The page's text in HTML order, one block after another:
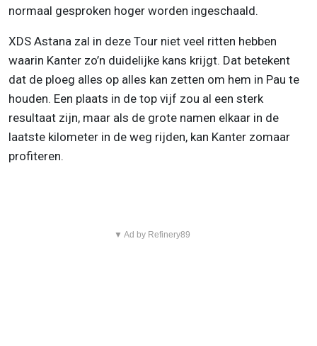
normaal gesproken hoger worden ingeschaald.
XDS Astana zal in deze Tour niet veel ritten hebben
waarin Kanter zo’n duidelijke kans krijgt. Dat betekent
dat de ploeg alles op alles kan zetten om hem in Pau te
houden. Een plaats in de top vijf zou al een sterk
resultaat zijn, maar als de grote namen elkaar in de
laatste kilometer in de weg rijden, kan Kanter zomaar
profiteren.
▼ Ad by Refinery89